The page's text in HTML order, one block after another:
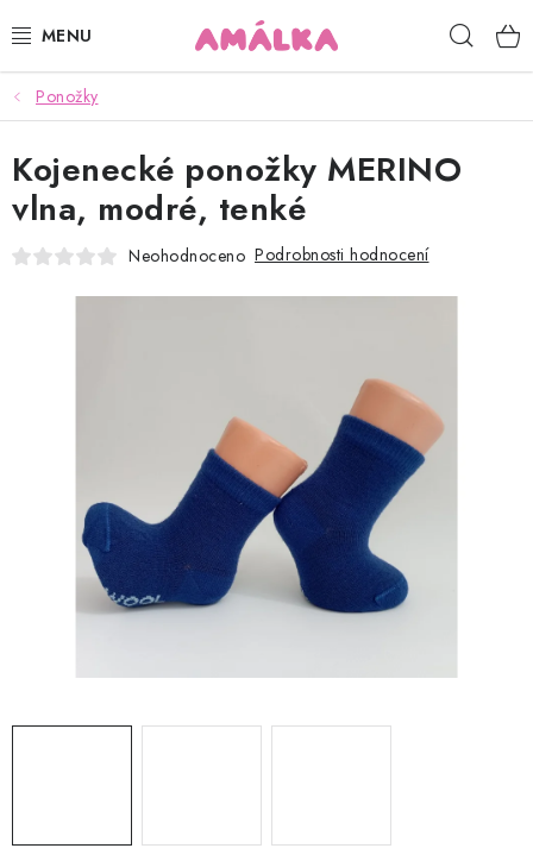
na
KOJENECKÉ, DĚTSKÉ OBLEČENÍ
ČEPICE, RUKAVICE, NÁKRČNÍKY
OSUŠKY, BRYNDÁKY, DEKY, DOPLŇKY
HODNOCENÍ OBCHODU
Proč AMÁLKA?
Doprava a platba
Tabulka velikostí
Postup pro vrácení a výměnu
Velkoobchod
Obchodní podmínky
Ponožky
Kojenecké ponožky MERINO
vlna, modré, tenké
Neohodnoceno Podrobnosti hodnocení